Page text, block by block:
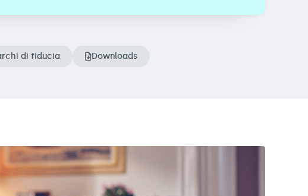
di fiducia Downloads